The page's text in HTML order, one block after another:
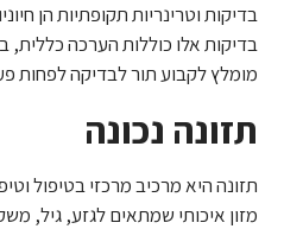
בדיקות וטרינריות תקופתיות הן
בדיקות אלו כוללות הערכה כללית,
מומלץ לקבוע תור לבדיקה לפחות
תזונה נכונה
תזונה היא מרכיב מרכזי בטיפול
מזון איכותי שמתאים לגזע, גיל,